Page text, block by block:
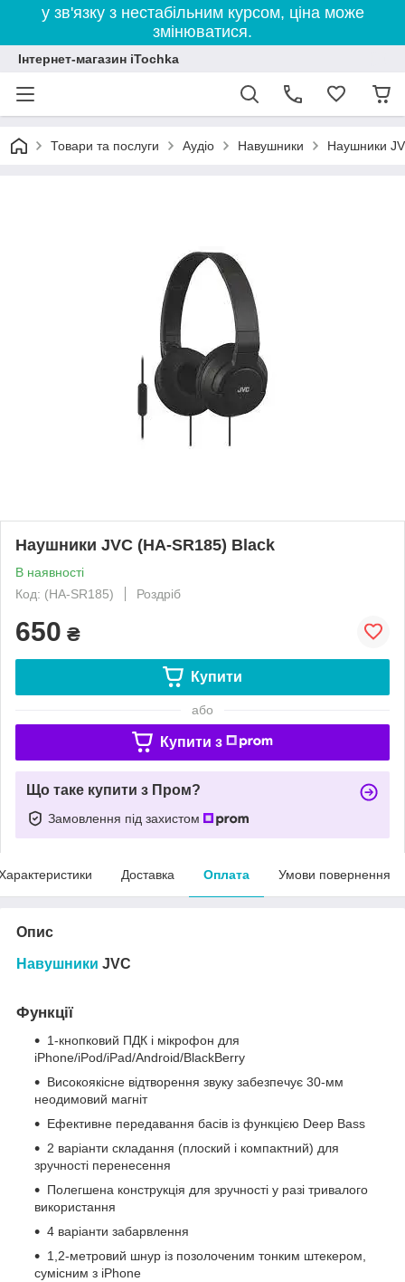
у зв'язку з нестабільним курсом, ціна може
змінюватися.
Інтернет-магазин iTochka
Товари та послуги Аудіо Навушники Наушники
Наушники JVC (HA-SR185) Black
В наявності
Код: (HA-SR185)
Роздріб
650 ₴
Купити
або
Купити з
Що таке купити з Пром?
Замовлення під захистом
Доставка Оплата Умови повернення
Опис
Навушники JVC
Функції
1-кнопковий ПДК і мікрофон для
iPhone/iPod/iPad/Android/BlackBerry
Високоякісне відтворення звуку забезпечує 30-мм
неодимовий магніт
Ефективне передавання басів із функцією Deep Bass
2 варіанти складання (плоский і компактний) для
зручності перенесення
Полегшена конструкція для зручності у разі тривалого
використання
4 варіанти забарвлення
1,2-метровий шнур із позолоченим тонким штекером,
сумісним з iPhone